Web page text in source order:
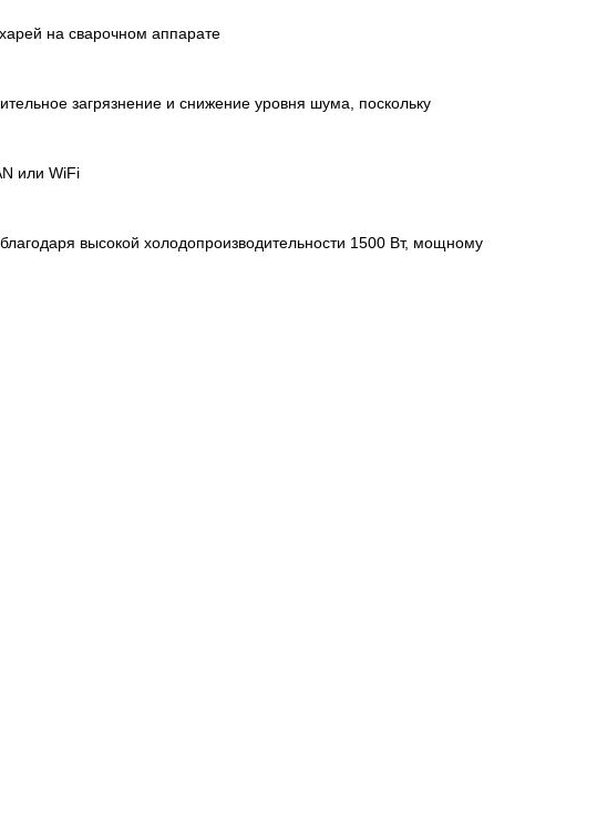
на сварочном аппарате
загрязнение и снижение уровня шума, поскольку
или WiFi
высокой холодопроизводительности 1500 Вт, мощному